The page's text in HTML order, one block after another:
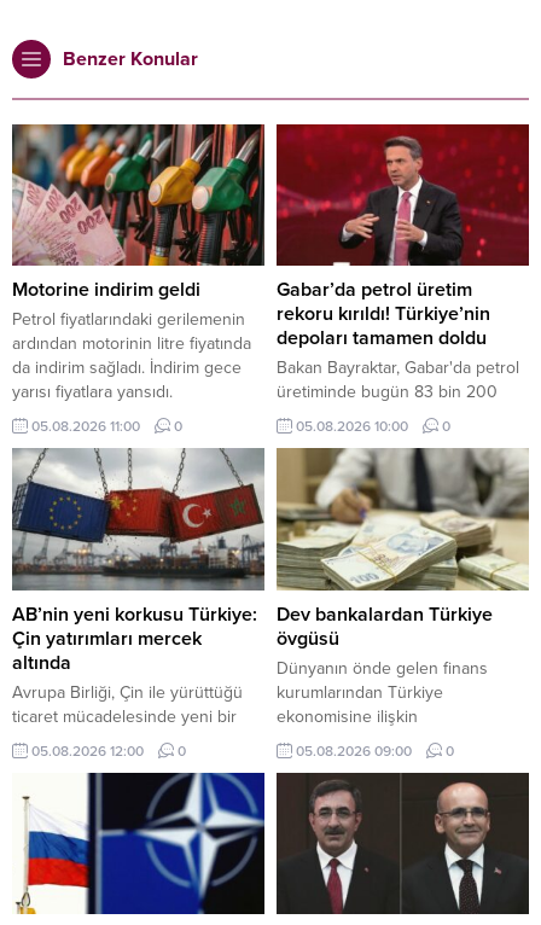
Benzer Konular
Motorine indirim geldi
Petrol fiyatlarındaki gerilemenin
ardından motorinin litre fiyatında
da indirim sağladı. İndirim gece
yarısı fiyatlara yansıdı.
05.08.2026 11:00 0
Gabar’da petrol üretim
rekoru kırıldı! Türkiye’nin
depoları tamamen doldu
Bakan Bayraktar, Gabar'da petrol
üretiminde bugün 83 bin 200
varile ulaşılarak rekor kırıldığını
duyurdu. Depo kapasitesinin
arttırılacağını ifade eden
Bayraktar, "Türkiye'nin bütün
enerji depolama tesisleri dolu
durumda" dedi.
05.08.2026 10:00 0
AB’nin yeni korkusu Türkiye:
Çin yatırımları mercek
altında
Avrupa Birliği, Çin ile yürüttüğü
ticaret mücadelesinde yeni bir
cepheyle karşı karşıya. Brüksel
artık Çin'den gelen ürünler kadar,
Çinli şirketlerin Türkiye ve Fas'ta
kurduğu üretim tesislerinde de
endişe duyuyor.
05.08.2026 12:00 0
Dev bankalardan Türkiye
övgüsü
Dünyanın önde gelen finans
kurumlarından Türkiye
ekonomisine ilişkin
değerlendirmelerinde olumlu
beklentilerini artırmaya devam
ediyor. HSBC ve Deutsche Bank,
Türk varlıklarına yönelik olumlu
görüşlerini güçlendirdi.
05.08.2026 09:00 0